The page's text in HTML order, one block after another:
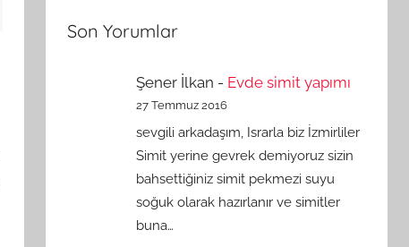
Son Yorumlar
Şener İlkan - Evde simit yapımı
27 Temmuz 2016
sevgili arkadaşım, Israrla biz İzmirliler
Simit yerine gevrek demiyoruz sizin
bahsettiğiniz simit pekmezi suyu
soğuk olarak hazırlanır ve simitler
buna…